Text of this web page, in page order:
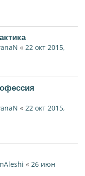
« 22 окт 2015,
« 22 окт 2015,
« 26 июн